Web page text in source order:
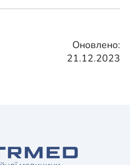
Оновлено:
21.12.2023